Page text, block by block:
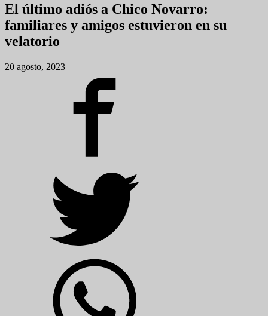
El último adiós a Chico Novarro:
familiares y amigos estuvieron en su
velatorio
20 agosto, 2023